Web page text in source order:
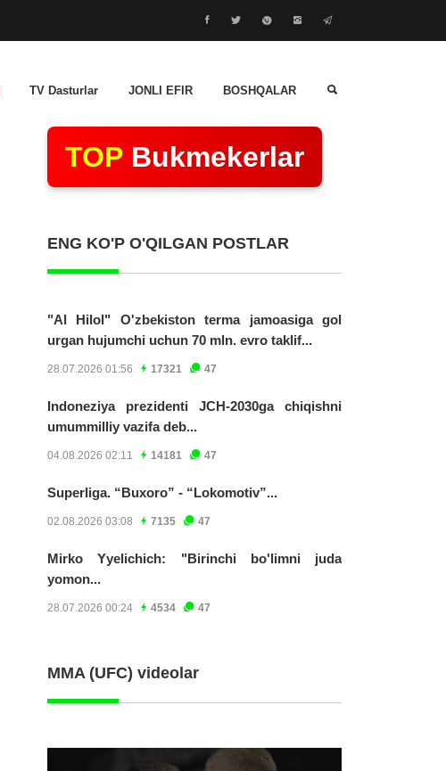
TV Dasturlar JONLI EFIR BOSHQALAR
TOP Bukmekerlar
ENG KO'P O'QILGAN POSTLAR
"Al Hilol" O'zbekiston terma jamoasiga gol
urgan hujumchi uchun 70 mln. evro taklif...
28.07.2026 01:56 17321 47
Indoneziya prezidenti JCH-2030ga chiqishni
umummilliy vazifa deb...
04.08.2026 02:11 14181 47
Superliga. “Buxoro” - “Lokomotiv”...
02.08.2026 03:08 7135 47
Mirko Yyelichich: "Birinchi bo'limni juda
yomon...
28.07.2026 00:24 4534 47
MMA (UFC) videolar